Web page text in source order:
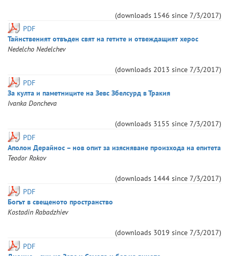
(downloads 1546 since 7/3/2017)
PDF
Тайнственият отвъден свят на гетите и отвеждащият херос
Nedelcho Nedelchev
(downloads 2013 since 7/3/2017)
PDF
За култа и паметниците на Зевс Збелсурд в Тракия
Ivanka Doncheva
(downloads 3155 since 7/3/2017)
PDF
Аполон Дерайнос – нов опит за изясняване произхода на епитета
Teodor Rokov
(downloads 1444 since 7/3/2017)
PDF
Богът в свещеното пространство
Kostadin Rabadzhiev
(downloads 3019 since 7/3/2017)
PDF